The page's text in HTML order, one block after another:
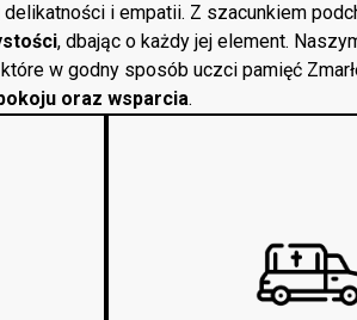
i empatii. Z szacunkiem
, dbając o każdy jej element.
w godny sposób uczci pamięć
oraz wsparcia.